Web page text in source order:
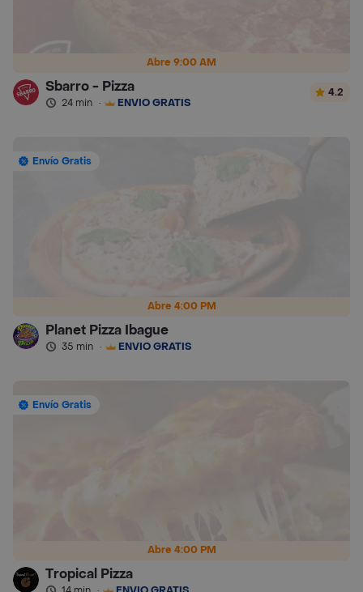
Abre 9:00 AM
Sbarro - Pizza
24 min · ENVÍO GRATIS
4.2
Abre 4:00 PM
Envío Gratis
Planet Pizza Ibague
35 min · ENVÍO GRATIS
Abre 4:00 PM
Envío Gratis
Tropical Pizza